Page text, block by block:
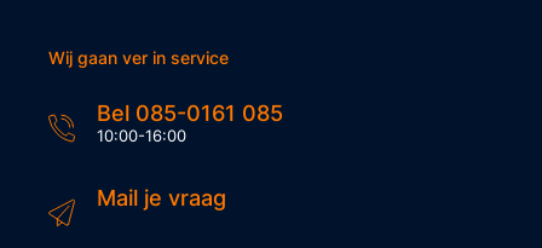
Wij gaan ver in service
Bel 085-0161 085
10:00-16:00
Mail je vraag